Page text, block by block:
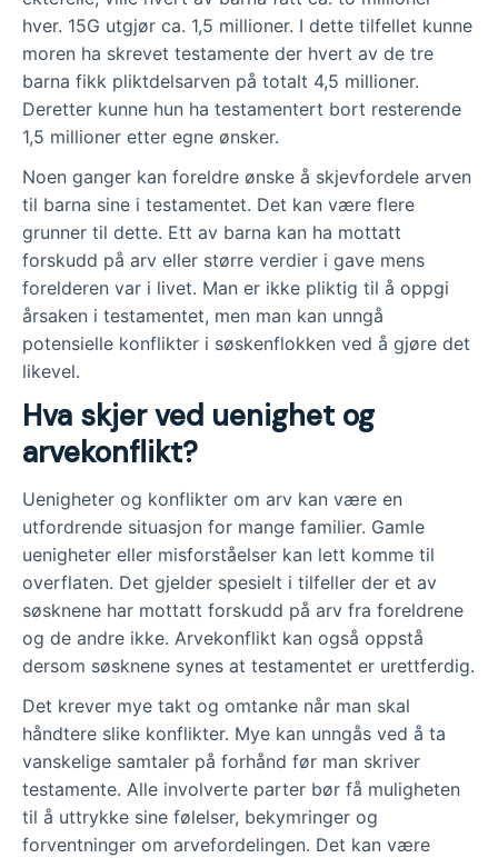
hver. 15G utgjør ca. 1,5 millioner. I dette tilfellet kunne
moren ha skrevet testamente der hvert av de tre
barna fikk pliktdelsarven på totalt 4,5 millioner.
Deretter kunne hun ha testamentert bort resterende
1,5 millioner etter egne ønsker.
Noen ganger kan foreldre ønske å skjevfordele arven
til barna sine i testamentet. Det kan være flere
grunner til dette. Ett av barna kan ha mottatt
forskudd på arv eller større verdier i gave mens
forelderen var i livet. Man er ikke pliktig til å oppgi
årsaken i testamentet, men man kan unngå
potensielle konflikter i søskenflokken ved å gjøre det
likevel.
Hva skjer ved uenighet og
arvekonflikt?
Uenigheter og konflikter om arv kan være en
utfordrende situasjon for mange familier. Gamle
uenigheter eller misforståelser kan lett komme til
overflaten. Det gjelder spesielt i tilfeller der et av
søsknene har mottatt forskudd på arv fra foreldrene
og de andre ikke. Arvekonflikt kan også oppstå
dersom søsknene synes at testamentet er urettferdig.
Det krever mye takt og omtanke når man skal
håndtere slike konflikter. Mye kan unngås ved å ta
vanskelige samtaler på forhånd før man skriver
testamente. Alle involverte parter bør få muligheten
til å uttrykke sine følelser, bekymringer og
forventninger om arvefordelingen. Det kan være